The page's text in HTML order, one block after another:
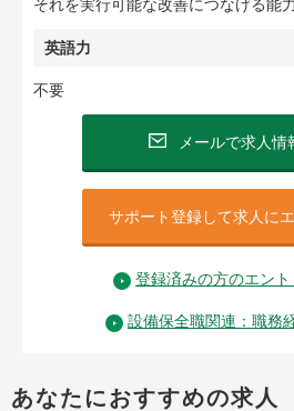
それを実行可能な改善につなげる能力
英語力
不要
メールで求人情
サポート登録して求人に
登録済みの方のエン
設備保全職関連：職務
あなたにおすすめの求人